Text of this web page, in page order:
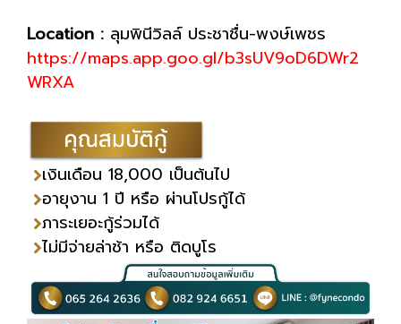
Location : ลุมพินีวิลล์ ประชาชื่น-พงษ์เพชร
https://maps.app.goo.gl/b3sUV9oD6DWr2
WRXA
เงินเดือน 18,000 เป็นต้นไป
อายุงาน 1 ปี หรือ ผ่านโปรกู้ได้
ภาระเยอะกู้ร่วมได้
ไม่มีจ่ายล่าช้า หรือ ติดบูโร